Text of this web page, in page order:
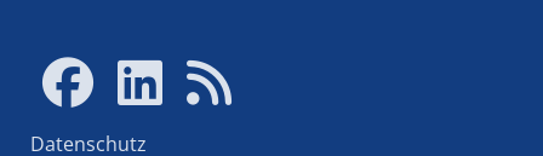
Datenschutz